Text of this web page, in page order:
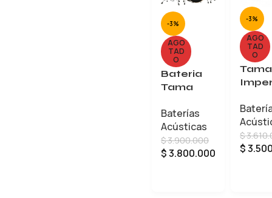
-3%
AGO
TAD
O
Bateria
Tama
tar
IP52H6W
BN
Baterías
Acústicas
$3.900.000
$3.800.000
-3%
AGO
TAD
O
Tama
BK
$
$